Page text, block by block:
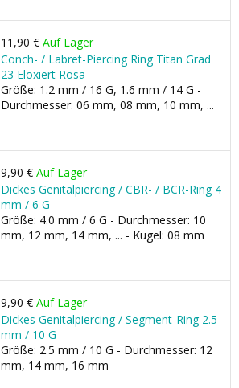
11,90 € Auf Lager
Conch- / Labret-Piercing Ring Titan Grad
23 Eloxiert Rosa
Größe: 1.2 mm / 16 G, 1.6 mm / 14 G -
Durchmesser: 06 mm, 08 mm, 10 mm, ...
9,90 € Auf Lager
Dickes Genitalpiercing / CBR- / BCR-Ring 4
mm / 6 G
Größe: 4.0 mm / 6 G - Durchmesser: 10
mm, 12 mm, 14 mm, ... - Kugel: 08 mm
9,90 € Auf Lager
Dickes Genitalpiercing / Segment-Ring 2.5
mm / 10 G
Größe: 2.5 mm / 10 G - Durchmesser: 12
mm, 14 mm, 16 mm